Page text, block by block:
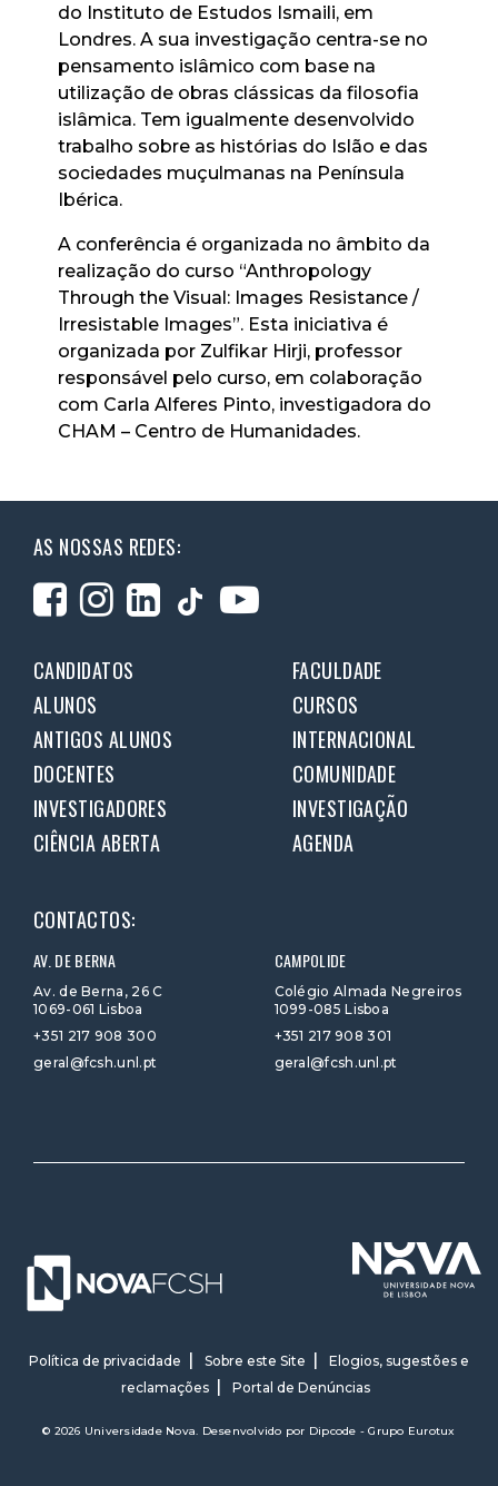
do Instituto de Estudos Ismaili, em
Londres. A sua investigação centra-se no
pensamento islâmico com base na
utilização de obras clássicas da filosofia
islâmica. Tem igualmente desenvolvido
trabalho sobre as histórias do Islão e das
sociedades muçulmanas na Península
Ibérica.
A conferência é organizada no âmbito da
realização do curso “Anthropology
Through the Visual: Images Resistance /
Irresistable Images”. Esta iniciativa é
organizada por Zulfikar Hirji, professor
responsável pelo curso, em colaboração
com Carla Alferes Pinto, investigadora do
CHAM – Centro de Humanidades.
AS NOSSAS REDES:
CANDIDATOS
FACULDADE
ALUNOS
CURSOS
ANTIGOS ALUNOS
INTERNACIONAL
DOCENTES
COMUNIDADE
INVESTIGADORES
INVESTIGAÇÃO
CIÊNCIA ABERTA
AGENDA
CONTACTOS:
AV. DE BERNA
Av. de Berna, 26 C
1069-061 Lisboa
+351 217 908 300
geral@fcsh.unl.pt
CAMPOLIDE
Colégio Almada Negreiros
1099-085 Lisboa
+351 217 908 301
geral@fcsh.unl.pt
Política de privacidade Sobre este Site
Elogios, sugestões e
reclamações
Portal de Denúncias
© 2026 Universidade Nova. Desenvolvido por Dipcode - Grupo Eurotux